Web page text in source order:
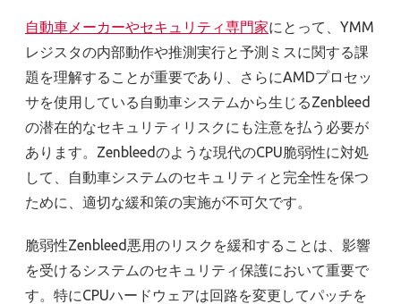
自動車メーカーやセキュリティ専門家にとって、YMM
レジスタの内部動作や推測実行と予測ミスに関する課
題を理解することが重要であり、さらにAMDプロセッ
サを使用している自動車システムから生じるZenbleed
の潜在的なセキュリティリスクにも注意を払う必要が
あります。Zenbleedのような現代のCPU脆弱性に対処
して、自動車システムのセキュリティと完全性を保つ
ために、適切な緩和策の実施が不可欠です。
脆弱性Zenbleed悪用のリスクを緩和することは、影響
を受けるシステムのセキュリティ保護において重要で
す。特にCPUハードウェアは回路を変更してパッチを